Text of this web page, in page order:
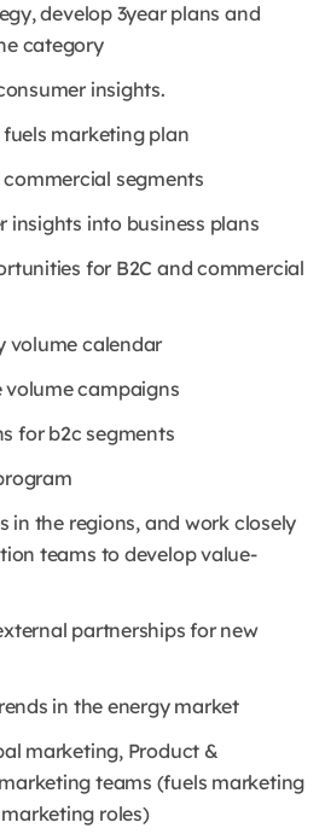
develop 3year plans and
category
insights.
fuels marketing plan
commercial segments
insights into business plans
for B2C and commercial
volume calendar
volume campaigns
for b2c segments
in the regions, and work closely
teams to develop value-
partnerships for new
in the energy market
marketing, Product &
teams (fuels marketing
roles)